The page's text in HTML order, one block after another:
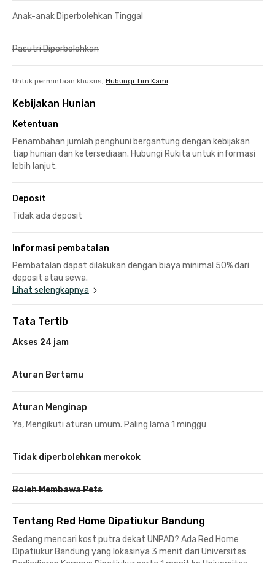
Anak-anak Diperbolehkan Tinggal
Pasutri Diperbolehkan
Untuk permintaan khusus, Hubungi Tim Kami
Kebijakan Hunian
Ketentuan
Penambahan jumlah penghuni bergantung dengan kebijakan
tiap hunian dan ketersediaan. Hubungi Rukita untuk informasi
lebih lanjut.
Deposit
Tidak ada deposit
Informasi pembatalan
Pembatalan dapat dilakukan dengan biaya minimal 50% dari
deposit atau sewa.
Lihat selengkapnya
Tata Tertib
Akses 24 jam
Aturan Bertamu
Aturan Menginap
Ya, Mengikuti aturan umum. Paling lama 1 minggu
Tidak diperbolehkan merokok
Boleh Membawa Pets
Tentang Red Home Dipatiukur Bandung
Sedang mencari kost putra dekat UNPAD? Ada Red Home
Dipatiukur Bandung yang lokasinya 3 menit dari Universitas